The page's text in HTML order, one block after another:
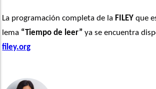
La programación completa de la FILEY que
lema “Tiempo de leer”
filey.org